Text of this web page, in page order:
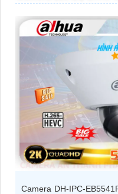
Camera DH-IPC-